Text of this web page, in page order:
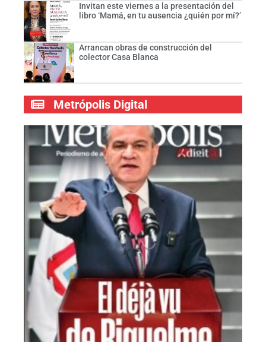
Invitan este viernes a la presentación del
libro ‘Mamá, en tu ausencia ¿quién por mí?’
Arrancan obras de construcción del
colector Casa Blanca
Metrópolis Digital